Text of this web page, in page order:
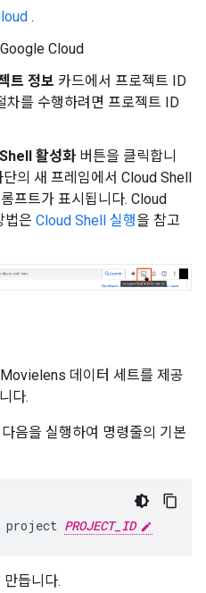
.
Cloud
트 정보 카드에서 프로젝트 ID
차를 수행하려면 프로젝트 ID
활성화 버튼을 클릭합니
의 새 프레임에서 Cloud Shell
프트가 표시됩니다. Cloud
법은 Cloud Shell 실행을 참고
데이터 세트를 제공
다.
음을 실행하여 명령줄의 기본
project PROJECT_ID
듭니다.